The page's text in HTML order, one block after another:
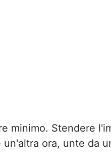
minimo. Stendere
ora, unte da